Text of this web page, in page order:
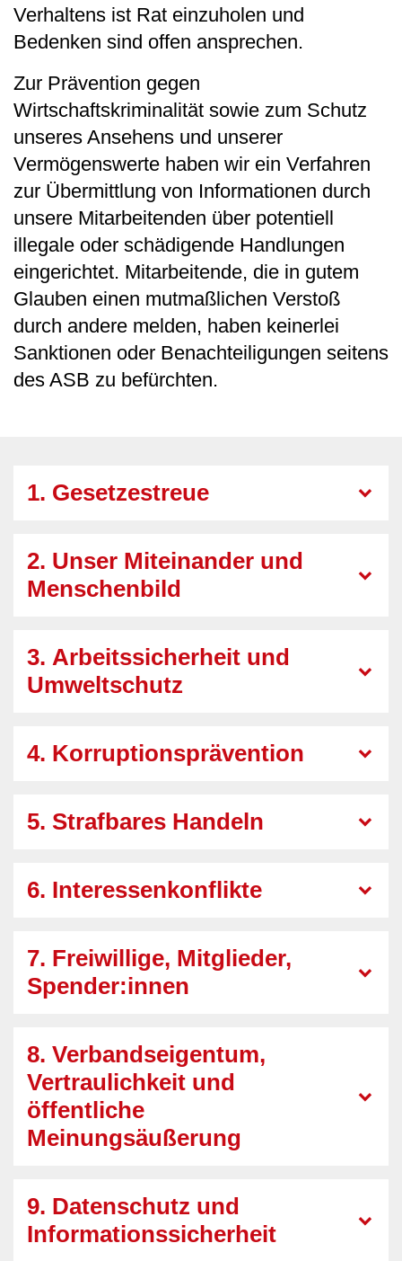
Verhaltens ist Rat einzuholen und
Bedenken sind offen ansprechen.
Zur Prävention gegen
Wirtschaftskriminalität sowie zum Schutz
unseres Ansehens und unserer
Vermögenswerte haben wir ein Verfahren
zur Übermittlung von Informationen durch
unsere Mitarbeitenden über potentiell
illegale oder schädigende Handlungen
eingerichtet. Mitarbeitende, die in gutem
Glauben einen mutmaßlichen Verstoß
durch andere melden, haben keinerlei
Sanktionen oder Benachteiligungen seitens
des ASB zu befürchten.
1. Gesetzestreue
2. Unser Miteinander und
Menschenbild
3. Arbeitssicherheit und
Umweltschutz
4. Korruptionsprävention
5. Strafbares Handeln
6. Interessenkonflikte
7. Freiwillige, Mitglieder,
Spender:innen
8. Verbandseigentum,
Vertraulichkeit und
öffentliche
Meinungsäußerung
9. Datenschutz und
Informationssicherheit